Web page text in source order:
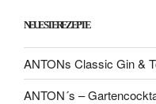
NEUESTE REZEPTE
ANTONs Classic Gin &
ANTON´s –